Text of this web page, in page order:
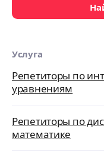
Услуга
Репетиторы по
уравнениям
Репетиторы по
математике